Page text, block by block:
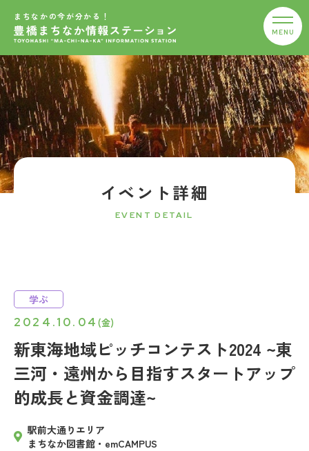
まちなかの今が分かる！
イベント詳細
EVENT DETAIL
新東海地域ピッチコンテスト2024 ~東
三河・遠州から目指すスタートアップ
的成長と資金調達~
2024.10.04 (金)
学ぶ
駅前大通りエリア
まちなか図書館・emCAMPUS